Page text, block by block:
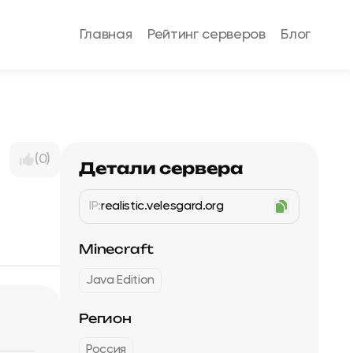
Главная Рейтинг серверов Блог
(0) Детали сервера
IP:realistic.velesgard.org
Minecraft
Java Edition
Регион
Россия